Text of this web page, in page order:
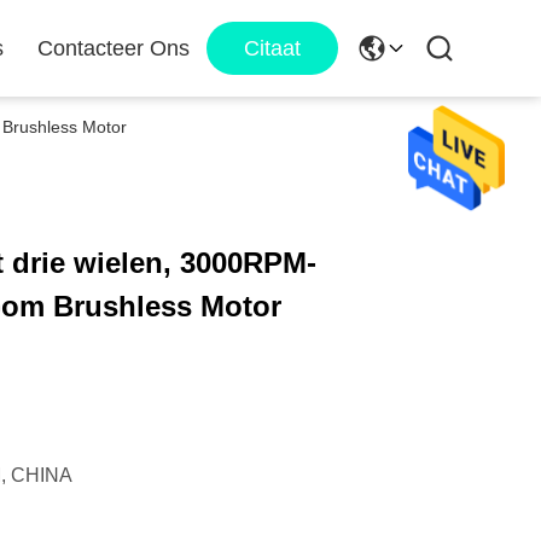
Contacteer Ons Citaat
Motor
wielen, 3000RPM-
Brushless Motor
CHINA